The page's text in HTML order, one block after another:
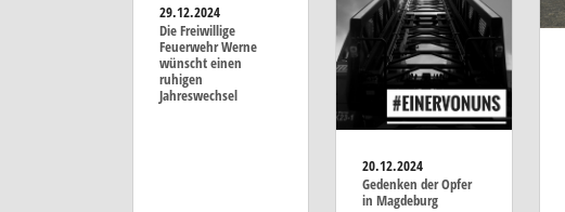
29.12.2024
Die Freiwillige
Feuerwehr Werne
wünscht einen
ruhigen
Jahreswechsel
20.12.2024
Gedenken der Opfer
in Magdeburg